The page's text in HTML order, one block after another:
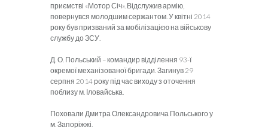
приємстві «Мотор Січ». Відслужив армію,
повернувся молодшим сержантом. У квітні 2014
року був призваний за мобілізацією на військову
службу до ЗСУ.
Д. О. Польський – командир відділення 93-ї
окремої механізо­ваної бригади. Загинув 29
серпня 2014 року під час виходу з ото­чення
поблизу м. Іловайська.
Поховали Дмитра Олександровича Польського у
м. Запоріжжі.